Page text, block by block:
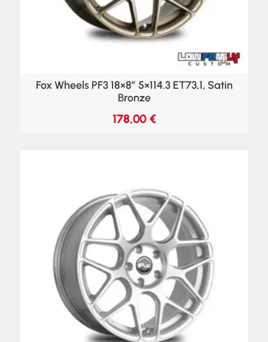
Fox Wheels PF3 18×8″ 5×114.3 ET73,1, Satin
Bronze
178,00 €